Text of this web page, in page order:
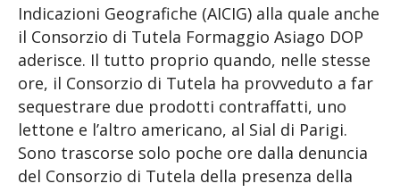
Indicazioni Geografiche (AICIG) alla quale anche
il Consorzio di Tutela Formaggio Asiago DOP
aderisce. Il tutto proprio quando, nelle stesse
ore, il Consorzio di Tutela ha provveduto a far
sequestrare due prodotti contraffatti, uno
lettone e l’altro americano, al Sial di Parigi.
Sono trascorse solo poche ore dalla denuncia
del Consorzio di Tutela della presenza della